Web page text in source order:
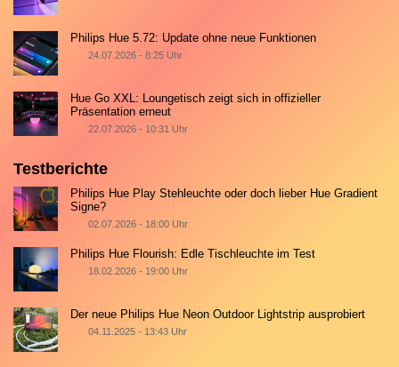
Philips Hue 5.72: Update ohne neue Funktionen
24.07.2026 - 8:25 Uhr
Hue Go XXL: Loungetisch zeigt sich in offizieller
Präsentation erneut
22.07.2026 - 10:31 Uhr
Testberichte
Philips Hue Play Stehleuchte oder doch lieber Hue Gradient
Signe?
02.07.2026 - 18:00 Uhr
Philips Hue Flourish: Edle Tischleuchte im Test
18.02.2026 - 19:00 Uhr
Der neue Philips Hue Neon Outdoor Lightstrip ausprobiert
04.11.2025 - 13:43 Uhr